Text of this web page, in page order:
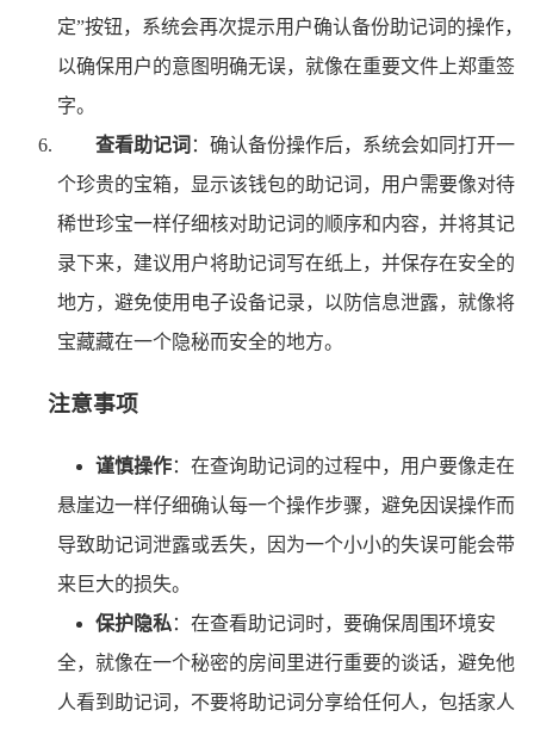
定”按钮，系统会再次提示用户确认备份助记词的操作，
以确保用户的意图明确无误，就像在重要文件上郑重签
字。
查看助记词 ：确认备份操作后，系统会如同打开一
个珍贵的宝箱，显示该钱包的助记词，用户需要像对待
稀世珍宝一样仔细核对助记词的顺序和内容，并将其记
录下来，建议用户将助记词写在纸上，并保存在安全的
地方，避免使用电子设备记录，以防信息泄露，就像将
宝藏藏在一个隐秘而安全的地方。
注意事项
谨慎操作：在查询助记词的过程中，用户要像走在
悬崖边一样仔细确认每一个操作步骤，避免因误操作而
导致助记词泄露或丢失，因为一个小小的失误可能会带
来巨大的损失。
保护隐私：在查看助记词时，要确保周围环境安
全，就像在一个秘密的房间里进行重要的谈话，避免他
人看到助记词，不要将助记词分享给任何人，包括家人